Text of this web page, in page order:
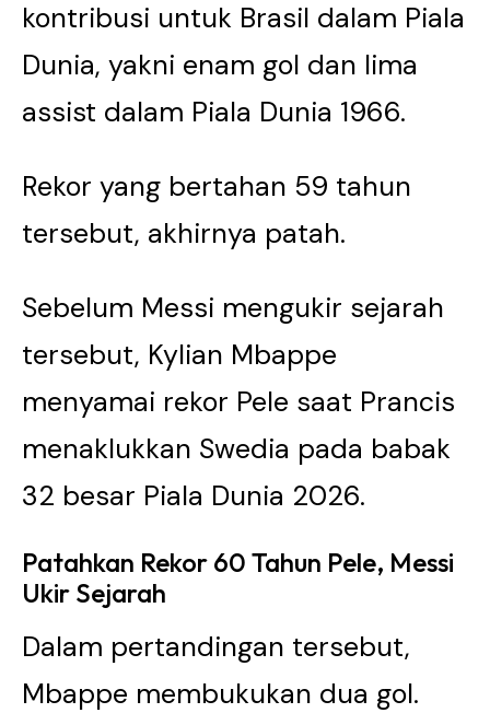
kontribusi untuk Brasil dalam Piala
Dunia, yakni enam gol dan lima
assist dalam Piala Dunia 1966.
Rekor yang bertahan 59 tahun
tersebut, akhirnya patah.
Sebelum Messi mengukir sejarah
tersebut, Kylian Mbappe
menyamai rekor Pele saat Prancis
menaklukkan Swedia pada babak
32 besar Piala Dunia 2026.
Patahkan Rekor 60 Tahun Pele, Messi
Ukir Sejarah
Dalam pertandingan tersebut,
Mbappe membukukan dua gol.